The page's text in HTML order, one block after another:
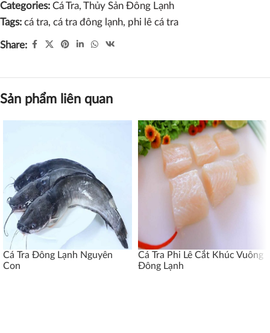
Categories: Cá Tra, Thủy Sản Đông Lạnh
Tags: cá tra, cá tra đông lạnh, phi lê cá tra
Share:
Sản phẩm liên quan
Cá Tra Đông Lạnh Nguyên
Con
Cá Tra Phi Lê Cắt Khúc Vuông
Đông Lạnh